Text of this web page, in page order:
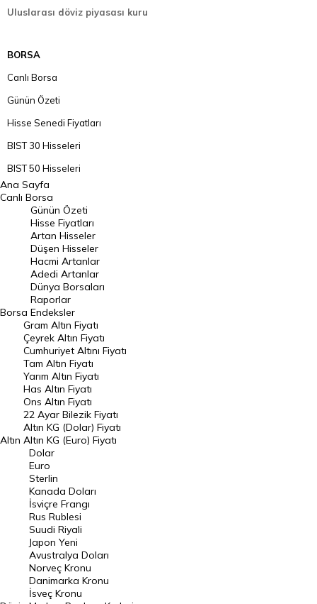
Uluslarası döviz piyasası kuru
BORSA
Canlı Borsa
Günün Özeti
Hisse Senedi Fiyatları
BIST 30 Hisseleri
BIST 50 Hisseleri
BIST 100 Hisseleri
En Çok Artan Hisseler
En Çok Düşen Hisseler
Hacmi Artanlar
Geçmiş Kapanışlar
Dünya Borsaları
Raporlar
Endeksler
DÖVİZ
Döviz Kuru
Dolar Kuru
Euro Kuru
Pound Kuru
Frank Kuru
Riyal Kuru
Avustralya Doları
Danimarka Kronu Kuru
Kanada Doları Kuru
Ana Sayfa
Canlı Borsa
Borsa
Günün Özeti
Hisse Fiyatları
Artan Hisseler
Düşen Hisseler
Hacmi Artanlar
Adedi Artanlar
Dünya Borsaları
Raporlar
Endeksler
Altın
Gram Altın Fiyatı
Çeyrek Altın Fiyatı
Cumhuriyet Altını Fiyatı
Tam Altın Fiyatı
Yarım Altın Fiyatı
Has Altın Fiyatı
Ons Altın Fiyatı
22 Ayar Bilezik Fiyatı
Altın KG (Dolar) Fiyatı
Altın KG (Euro) Fiyatı
Dolar
Euro
Sterlin
Kanada Doları
İsviçre Frangı
Rus Rublesi
Suudi Riyali
Japon Yeni
Avustralya Doları
Norveç Kronu
Danimarka Kronu
İsveç Kronu